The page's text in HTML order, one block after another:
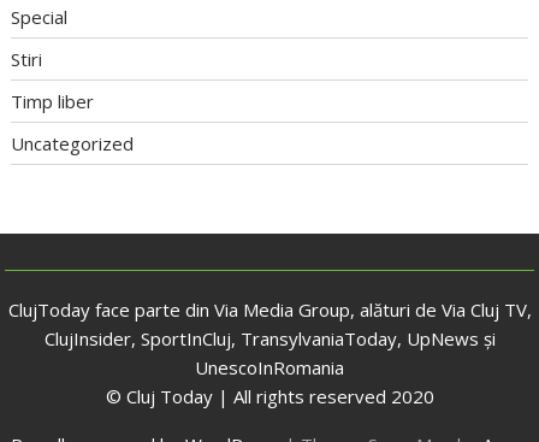
Special
Stiri
Timp liber
Uncategorized
ClujToday face parte din Via Media Group, alături de Via Cluj TV,
ClujInsider, SportInCluj, TransylvaniaToday, UpNews și
UnescoInRomania
© Cluj Today | All rights reserved 2020